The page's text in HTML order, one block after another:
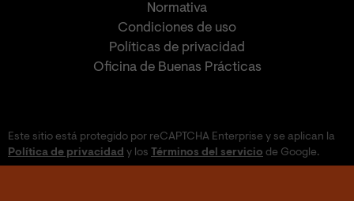
Normativa
Condiciones de uso
Políticas de privacidad
Oficina de Buenas Prácticas
Este sitio está protegido por reCAPTCHA Enterprise y se aplican la
Política de privacidad y los Términos del servicio de Google.